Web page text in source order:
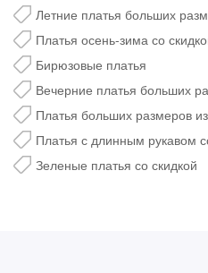
Летние платья больших
Платья осень-зима со
Бирюзовые платья
Вечерние платья больших
Платья больших размеров
Платья с длинным рукавом
Зеленые платья со скидкой
за